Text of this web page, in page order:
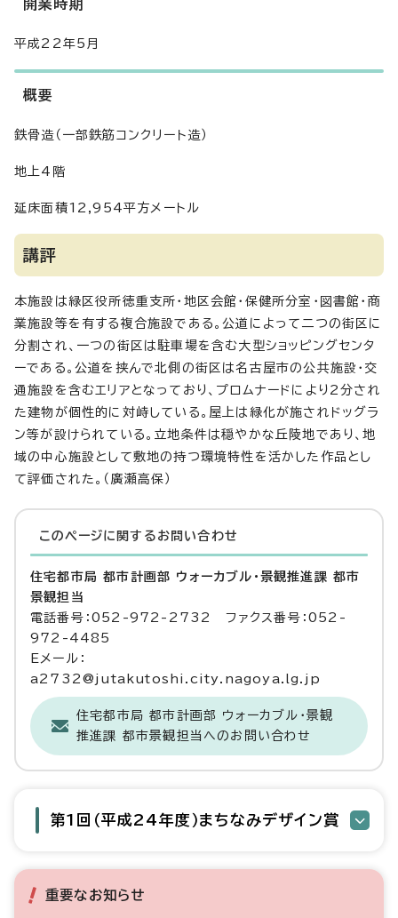
開業時期
平成22年5月
概要
鉄骨造（一部鉄筋コンクリート造）
地上4階
延床面積12,954平方メートル
講評
本施設は緑区役所徳重支所・地区会館・保健所分室・図書館・商
業施設等を有する複合施設である。公道によって二つの街区に
分割され、一つの街区は駐車場を含む大型ショッピングセンタ
ーである。公道を挟んで北側の街区は名古屋市の公共施設・交
通施設を含むエリアとなっており、プロムナードにより2分され
た建物が個性的に対峙している。屋上は緑化が施されドッグラ
ン等が設けられている。立地条件は穏やかな丘陵地であり、地
域の中心施設として敷地の持つ環境特性を活かした作品とし
て評価された。（廣瀬高保）
このページに関する お問い合わせ
住宅都市局 都市計画部 ウォーカブル・景観推進課 都市
景観担当
電話番号：052-972-2732 ファクス番号：052-
972-4485
Eメール：
a2732@jutakutoshi.city.nagoya.lg.jp
住宅都市局 都市計画部 ウォーカブル・景観
推進課 都市景観担当へのお問い合わせ
第1回（平成24年度）まちなみデザイン賞
重要なお知らせ